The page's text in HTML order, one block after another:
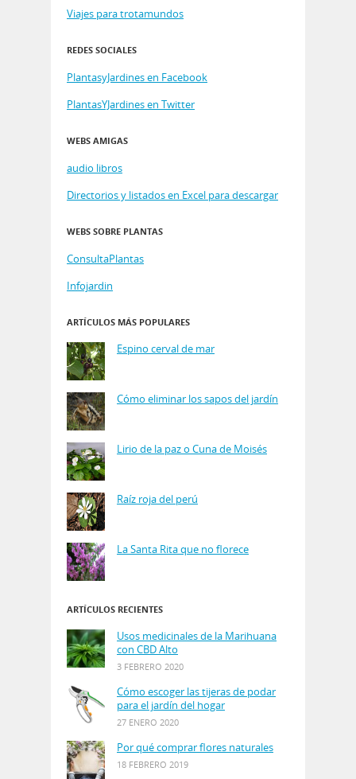
Viajes para trotamundos
REDES SOCIALES
PlantasyJardines en Facebook
PlantasYJardines en Twitter
WEBS AMIGAS
audio libros
Directorios y listados en Excel para descargar
WEBS SOBRE PLANTAS
ConsultaPlantas
Infojardin
ARTÍCULOS MÁS POPULARES
Espino cerval de mar
Cómo eliminar los sapos del jardín
Lirio de la paz o Cuna de Moisés
Raíz roja del perú
La Santa Rita que no florece
ARTÍCULOS RECIENTES
Usos medicinales de la Marihuana
con CBD Alto
3 FEBRERO 2020
Cómo escoger las tijeras de podar
para el jardín del hogar
27 ENERO 2020
Por qué comprar flores naturales
18 FEBRERO 2019